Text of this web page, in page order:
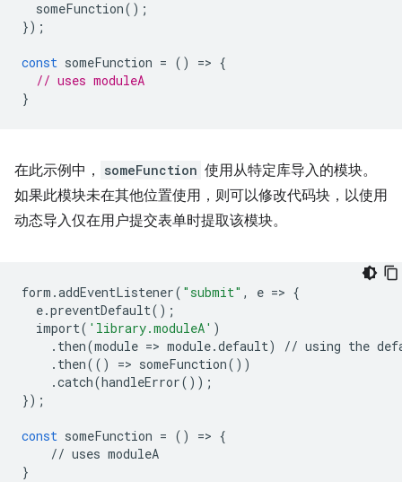
someFunction();
});
const someFunction = () => {
// uses moduleA
}
在此示例中， someFunction 使用从特定库导入的模块。
如果此模块未在其他位置使用，则可以修改代码块，以使用
动态导入仅在用户提交表单时提取该模块。
form .addEventListener( "submit" , e => {
e.preventDefault();
import( 'library.moduleA' )
. then(module => module.default) // using the
. then(() => someFunction())
.catch(handleError());
});
const someFunction = () => {
// uses moduleA
}